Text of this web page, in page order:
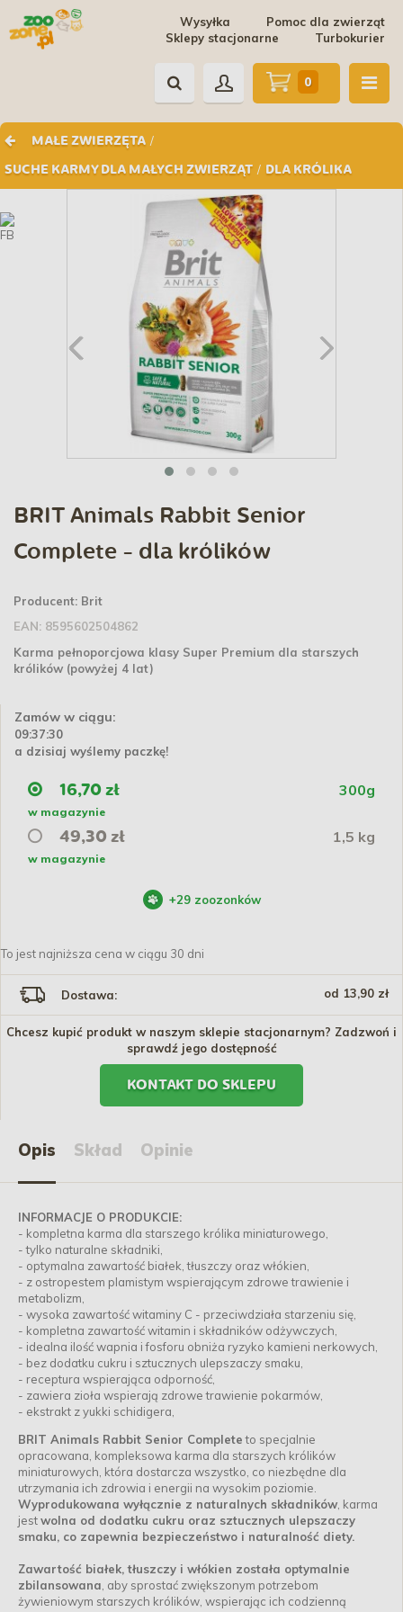
Pomoc dla zwierząt
Wysyłka
Turbokurier
Sklepy stacjonarne
MAŁE ZWIERZĘTA /
SUCHE KARMY DLA MAŁYCH ZWIERZĄT / DLA KRÓLIKA
0
BRIT Animals Rabbit Senior
Complete - dla królików
Producent: Brit
EAN: 8595602504862
Karma pełnoporcjowa klasy Super Premium dla starszych
królików (powyżej 4 lat)
Zamów w ciągu:
09:37:30
a dzisiaj wyślemy paczkę!
16,70 zł 300g
w magazynie
49,30 zł 1,5 kg
w magazynie
+29 zoozonków
To jest najniższa cena w ciągu 30 dni
Dostawa: od 13,90 zł
Chcesz kupić produkt w naszym sklepie stacjonarnym? Zadzwoń i
sprawdź jego dostępność
KONTAKT DO SKLEPU
Opis Skład Opinie
INFORMACJE O PRODUKCIE:
- kompletna karma dla starszego królika miniaturowego,
- tylko naturalne składniki,
- optymalna zawartość białek, tłuszczy oraz włókien,
- z ostropestem plamistym wspierającym zdrowe trawienie i
metabolizm,
- wysoka zawartość witaminy C - przeciwdziała starzeniu się,
- kompletna zawartość witamin i składników odżywczych,
- idealna ilość wapnia i fosforu obniża ryzyko kamieni nerkowych,
- bez dodatku cukru i sztucznych ulepszaczy smaku,
- receptura wspierająca odporność,
- zawiera zioła wspierają zdrowe trawienie pokarmów,
- ekstrakt z yukki schidigera,
BRIT Animals Rabbit Senior Completeto specjalnie
opracowana, kompleksowa karma dla starszych królików
miniaturowych, która dostarcza wszystko, co niezbędne dla
utrzymania ich zdrowia i energii na wysokim poziomie.
Wyprodukowana wyłącznie z naturalnych składników , karma
jestwolna od dodatku cukru oraz sztucznych ulepszaczy
smaku, co zapewnia bezpieczeństwo i naturalność diety.
Zawartość białek, tłuszczy i włókien została optymalnie
zbilansowana , aby sprostać zwiększonym potrzebom
żywieniowym starszych królików, wspierając ich codzienną